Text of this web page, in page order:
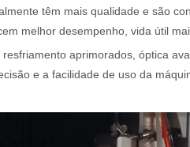
têm mais qualidade e são
melhor desempenho, vida útil
aprimorados, óptica
e a facilidade de uso da